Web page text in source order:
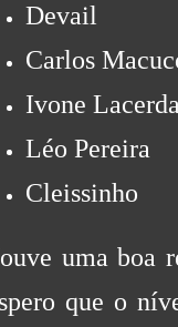
Devail
Carlos
Ivone
Léo Pereira
Cleissinho
uma boa
que o